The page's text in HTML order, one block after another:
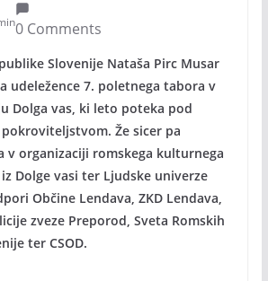
0 Comments
Slovenije Nataša Pirc Musar
udeležence 7. poletnega tabora v
Dolga vas, ki leto poteka pod
Že sicer pa
v organizaciji romskega kulturnega
Dolge vasi ter Ljudske univerze
Občine Lendava, ZKD Lendava,
zveze Preporod, Sveta Romskih
ter CSOD.